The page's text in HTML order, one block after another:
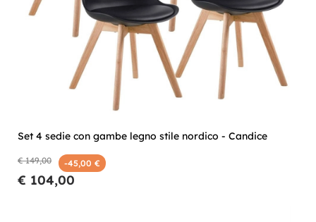
Set 4 sedie con gambe legno stile nordico - Candice
€ 149,00 -45,00 €
€ 104,00